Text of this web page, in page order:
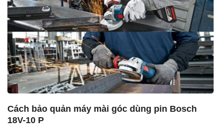
Cách bảo quản máy mài góc dùng pin Bosch
18V-10 P